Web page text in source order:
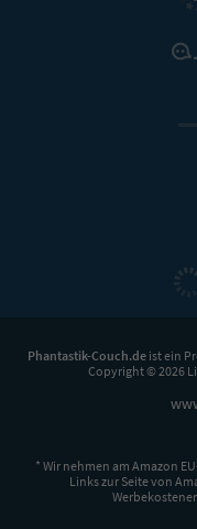
Phantastik-Couch.deist ein
Copyright © 2026
* Wir nehmen am Amazon
Links zur Seite von